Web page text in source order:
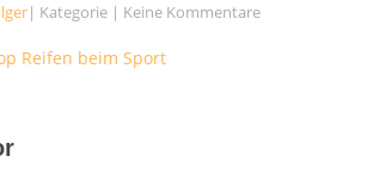
| Kategorie| Keine Kommentare